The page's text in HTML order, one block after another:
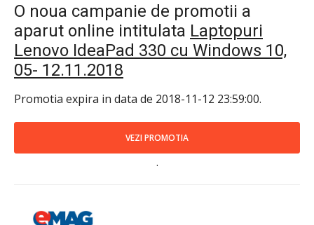
O noua campanie de promotii a
aparut online intitulata Laptopuri
Lenovo IdeaPad 330 cu Windows 10,
05- 12.11.2018
Promotia expira in data de 2018-11-12 23:59:00.
VEZI PROMOTIA
.